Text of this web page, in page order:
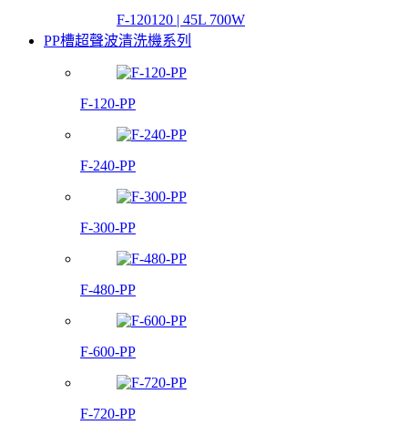
F-120120 | 45L 700W
PP槽超聲波清洗機系列
F-120-PP
F-240-PP
F-300-PP
F-480-PP
F-600-PP
F-720-PP